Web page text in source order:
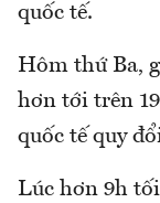
quốc tế.
Hôm thứ Ba,
hơn tới trên
quốc tế quy
Lúc hơn 9h